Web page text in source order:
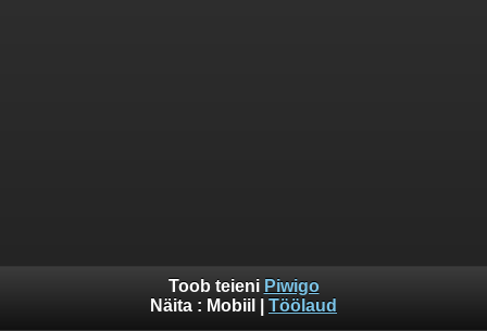
Toob teieni Piwigo
Näita : Mobiil Töölaud